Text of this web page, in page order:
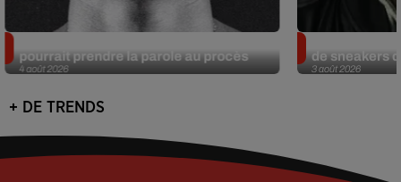
4 août 2026
pourrait prendre la parole au procès
3 août 2026
de sneakers
+ DE TRENDS